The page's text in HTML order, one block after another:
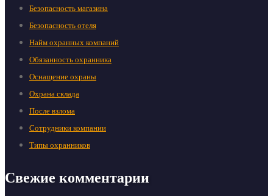
Безопасность магазина
Безопасность отеля
Найм охранных компаний
Обязанность охранника
Оснащение охраны
Охрана склада
После взлома
Сотрудники компании
Типы охранников
Свежие комментарии